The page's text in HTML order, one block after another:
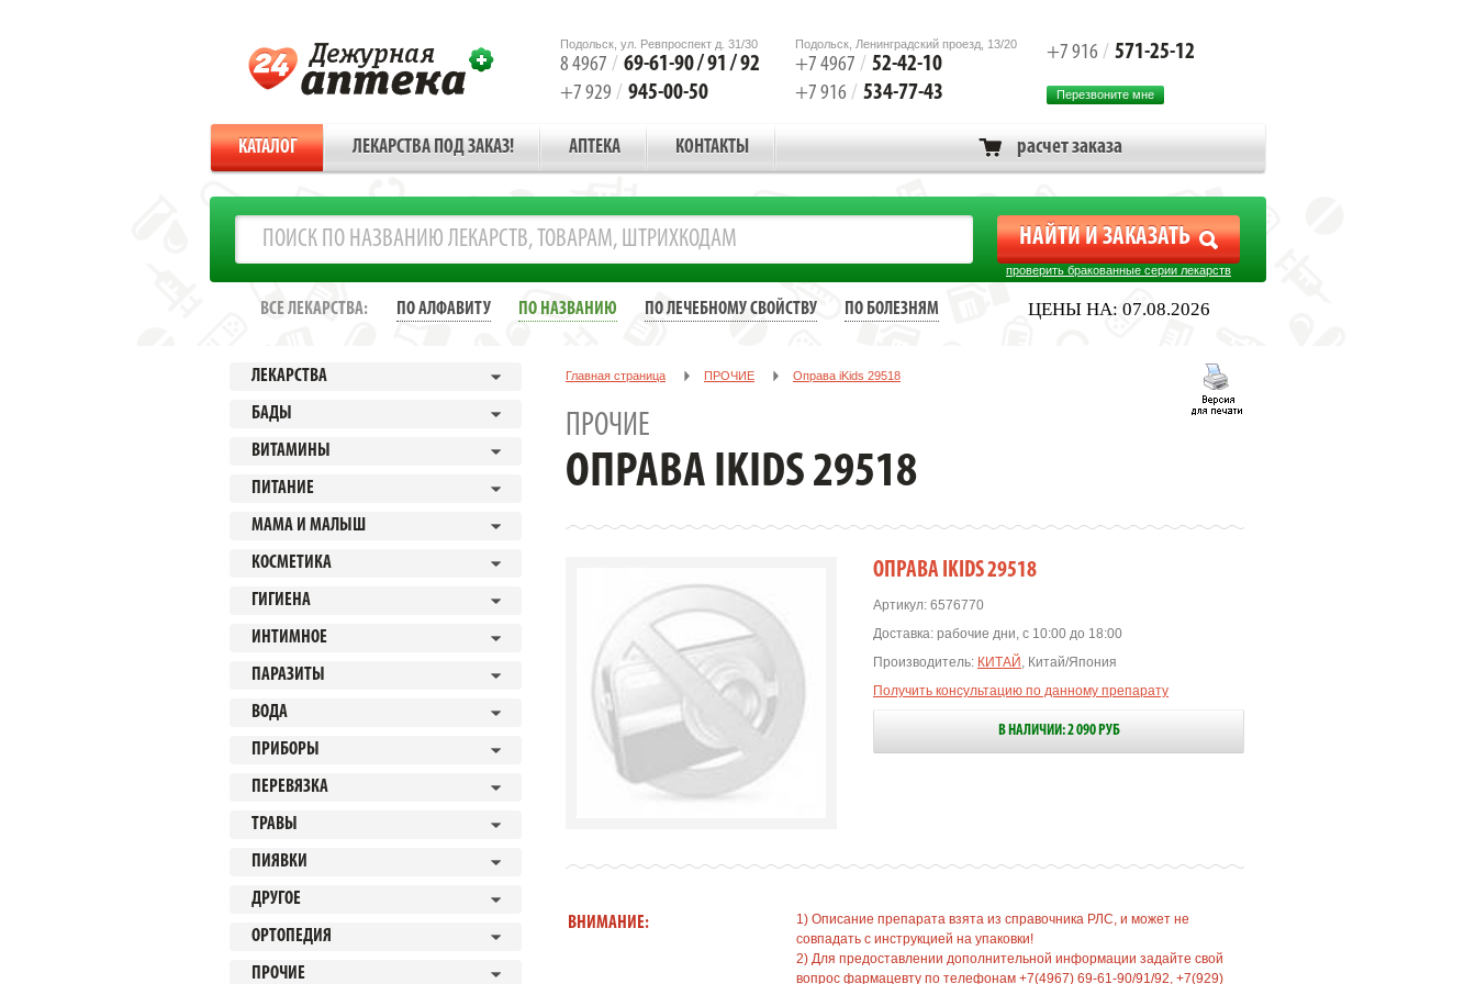
Подольск, ул. Ревпроспект д. 31/30
8 4967 / 69-61-90 / 91 / 92
+7 929 / 945-00-50
Подольск, Ленинградский проезд, 13/20
+7 4967 / 52-42-10
+7 916 / 534-77-43
+7 916 / 571-25-12
Перезвоните мне
КАТАЛОГ ЛЕКАРСТВА ПОД ЗАКАЗ! АПТЕКА КОНТАКТЫ расчет заказа
проверить бракованные серии лекарств
ЦЕНЫ НА: 07.08.2026
ВСЕ ЛЕКАРСТВА: ПО АЛФАВИТУ ПО НАЗВАНИЮ ПО ЛЕЧЕБНОМУ СВОЙСТВУ ПО БОЛЕЗНЯМ
ЛЕКАРСТВА
БАДЫ
ВИТАМИНЫ
ПИТАНИЕ
МАМА И МАЛЫШ
КОСМЕТИКА
ГИГИЕНА
ИНТИМНОЕ
ПАРАЗИТЫ
ВОДА
ПРИБОРЫ
ПЕРЕВЯЗКА
ТРАВЫ
ПИЯВКИ
ДРУГОЕ
ОРТОПЕДИЯ
ПРОЧИЕ
Главная страница ПРОЧИЕ Oправа iKids 29518
ПРОЧИЕ
OПРАВА IKIDS 29518
OПРАВА IKIDS 29518
Артикул: 6576770
Доставка: рабочие дни, с 10:00 до 18:00
Производитель: КИТАЙ , Китай/Япония
Получить консультацию по данному препарату
В НАЛИЧИИ: 2 090 РУБ
ВНИМАНИЕ:
1) Описание препарата взята из справочника РЛС, и может не
совпадать с инструкцией на упаковки!
2) Для предоставлении дополнительной информации задайте свой
вопрос фармацевту по телефонам +7(4967) 69-61-90/91/92, +7(929)